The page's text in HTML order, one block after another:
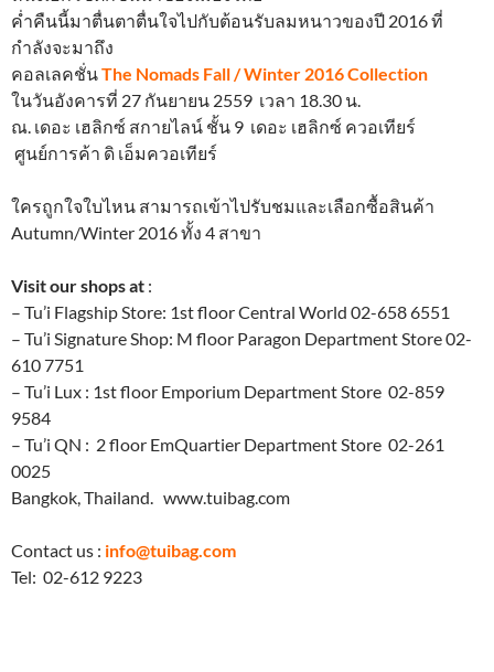
ค่ำคืนนี้มาตื่นตาตื่นใจไปกับต้อนรับลมหนาวของปี 2016 ที่
กำลังจะมาถึง
คอลเลคชั่นThe Nomads Fall / Winter 2016 Collection
ในวันอังคารที่ 27 กันยายน 2559 เวลา 18.30 น.
ณ. เดอะ เฮลิกซ์ สกายไลน์ ชั้น 9 เดอะ เฮลิกซ์ ควอเทียร์
ศูนย์การค้า ดิ เอ็มควอเทียร์
ใครถูกใจใบไหน สามารถเข้าไปรับชมและเลือกซื้อสินค้า
Autumn/Winter 2016 ทั้ง 4 สาขา
Visit our shops at :
– Tu’i Flagship Store: 1st floor Central World 02-658 6551
– Tu’i Signature Shop: M floor Paragon Department Store 02-
610 7751
– Tu’i Lux : 1st floor Emporium Department Store 02-859
9584
– Tu’i QN : 2 floor EmQuartier Department Store 02-261
0025
Bangkok, Thailand. www.tuibag.com
Contact us : info@tuibag.com
Tel: 02-612 9223